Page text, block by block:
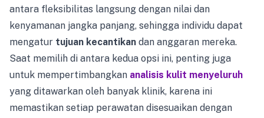
antara fleksibilitas langsung dengan nilai dan
kenyamanan jangka panjang, sehingga individu dapat
mengatur tujuan kecantikan dan anggaran mereka.
Saat memilih di antara kedua opsi ini, penting juga
untuk mempertimbangkan analisis kulit menyeluruh
yang ditawarkan oleh banyak klinik, karena ini
memastikan setiap perawatan disesuaikan dengan